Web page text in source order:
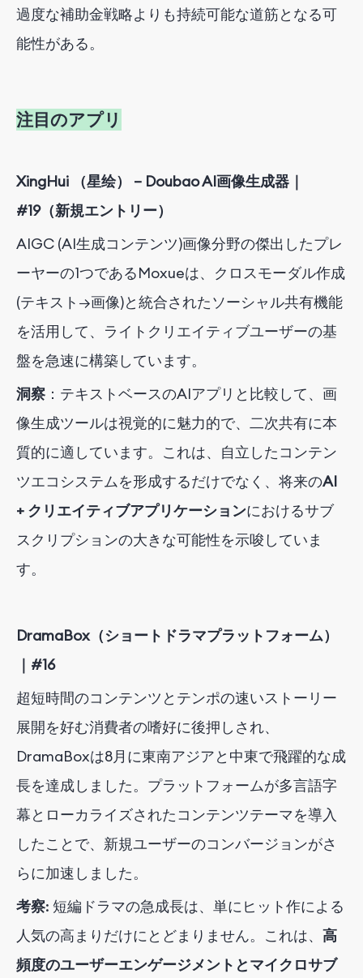
過度な補助金戦略よりも持続可能な道筋となる可
能性がある。
注目のアプリ
XingHui （星绘）
– Doubao AI画像生成器｜
#19（新規エントリー）
AIGC (AI生成コンテンツ)画像分野の傑出したプレ
ーヤーの1つであるMoxueは、クロスモーダル作成
(テキスト→画像)と統合されたソーシャル共有機能
を活用して、ライトクリエイティブユーザーの基
盤を急速に構築しています。
洞察 ：テキストベースのAIアプリと比較して、画
像生成ツールは視覚的に魅力的で、二次共有に本
質的に適しています。これは、自立したコンテン
ツエコシステムを形成するだけでなく、将来のAI
+ クリエイティブアプリケーションにおけるサブ
スクリプションの大きな可能性を示唆していま
す。
DramaBox（ショートドラマプラットフォーム）
｜#16
超短時間のコンテンツとテンポの速いストーリー
展開を好む消費者の嗜好に後押しされ、
DramaBoxは8月に東南アジアと中東で飛躍的な成
長を達成しました。プラットフォームが多言語字
幕とローカライズされたコンテンツテーマを導入
したことで、新規ユーザーのコンバージョンがさ
らに加速しました。
考察: 短編ドラマの急成長は、単にヒット作による
人気の高まりだけにとどまりません。これは、 高
頻度のユーザーエンゲージメントとマイクロサブ